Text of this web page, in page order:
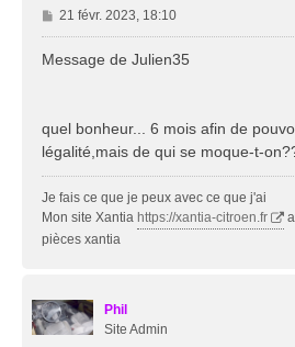
M
e
s
e
21 févr. 2023, 18:10
Message de Julien35
quel bonheur... 6 mois afin de
légalité,mais de qui se moque-t-
Je fais ce que je peux avec ce que j'ai
Mon site Xantia https://xantia-citroen.fr
pièces xantia
Phil
Site Admin